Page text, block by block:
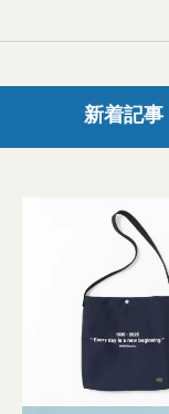
新着記事